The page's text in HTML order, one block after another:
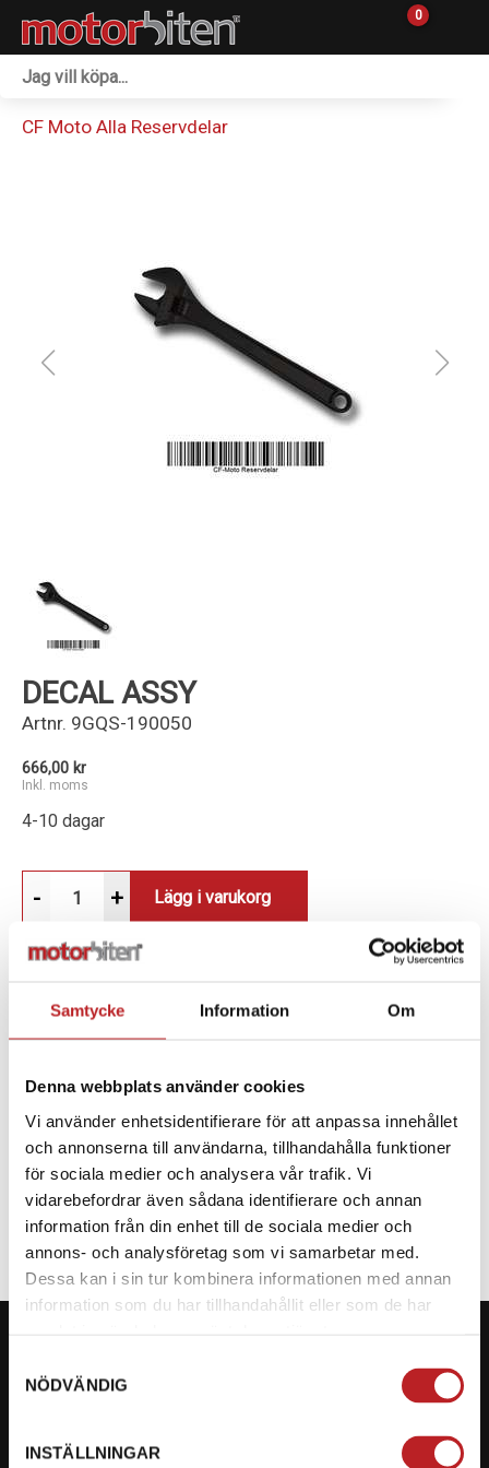
Samtycke Information Om
Denna webbplats använder cookies
Vi använder enhetsidentifierare för att anpassa innehållet
och annonserna till användarna, tillhandahålla funktioner
för sociala medier och analysera vår trafik. Vi
vidarebefordrar även sådana identifierare och annan
information från din enhet till de sociala medier och
annons- och analysföretag som vi samarbetar med.
Dessa kan i sin tur kombinera informationen med annan
information som du har tillhandahållit eller som de har
NÖDVÄNDIG
INSTÄLLNINGAR
0
Reservdelar
Sprängskisser
CF Moto Alla Reservdelar
DECAL ASSY
Artnr. 9GQS-190050
666,00 kr
Inkl. moms
4-10 dagar
- + Lägg i varukorg
Reservdel till CF Moto
SPECIFIKATION
Ångra mitt köp